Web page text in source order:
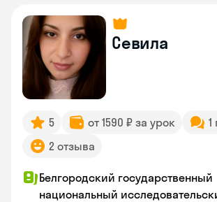
Севила
5 от 1590 ₽ за урок
1
2 отзыва
Белгородский государственный
национальный